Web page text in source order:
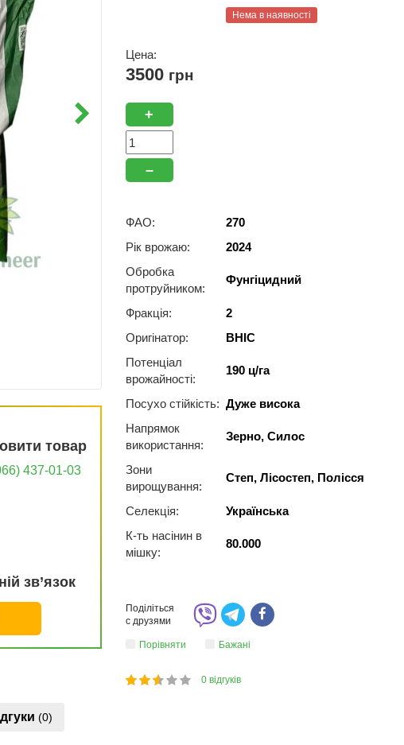
товар
437-01-03
зв’язок
Нема в наявності
Цена:
3500 грн
+
–
ФАО:
270
Рік врожаю:
2024
Обробка
протруйником:
Фунгіцидний
Фракція:
2
Оригінатор:
ВНІС
Потенціал
врожайності:
190 ц/га
Посухо стійкість: Дуже висока
Напрямок
використання:
Зерно, Силос
Зони
вирощування:
Степ, Лісостеп, Полісся
Селекція:
Українська
К-ть насінин в
мішку:
80.000
Поділіться
с друзями
Порівняти Бажані
50
1
2
3
4
5 0відгуків
(0)